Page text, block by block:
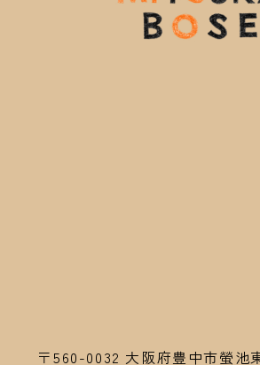
〒560-0032 大阪府豊中市螢池